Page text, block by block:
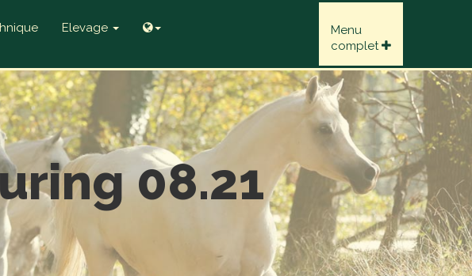
Elevage
Menu
complet
08.21